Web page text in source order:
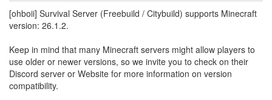
[ohboii] Survival Server (Freebuild / Citybuild) supports Minecraft
version: 26.1.2.
Keep in mind that many Minecraft servers might allow players to
use older or newer versions, so we invite you to check on their
Discord server or Website for more information on version
compatibility.